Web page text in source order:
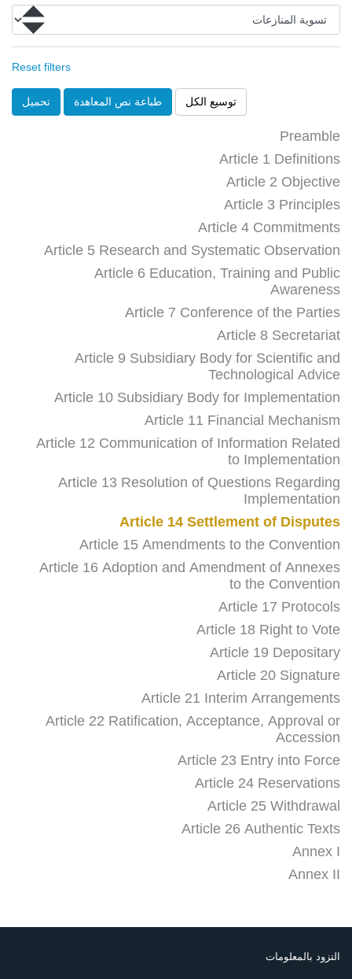
توسيع الكل طباعة نص المعاهدة تحميل
Preamble
Article 1 Definitions
Article 2 Objective
Article 3 Principles
Article 4 Commitments
Article 5 Research and Systematic Observation
Article 6 Education, Training and Public
Awareness
Article 7 Conference of the Parties
Article 8 Secretariat
Article 9 Subsidiary Body for Scientific and
Technological Advice
Article 10 Subsidiary Body for Implementation
Article 11 Financial Mechanism
Article 12 Communication of Information Related
to Implementation
Article 13 Resolution of Questions Regarding
Implementation
Article 14 Settlement of Disputes
Article 15 Amendments to the Convention
Article 16 Adoption and Amendment of Annexes
to the Convention
Article 17 Protocols
Article 18 Right to Vote
Article 19 Depositary
Article 20 Signature
Article 21 Interim Arrangements
Article 22 Ratification, Acceptance, Approval or
Accession
Article 23 Entry into Force
Article 24 Reservations
Article 25 Withdrawal
Article 26 Authentic Texts
Annex I
Annex II
Reset filters
التزود بالمعلومات